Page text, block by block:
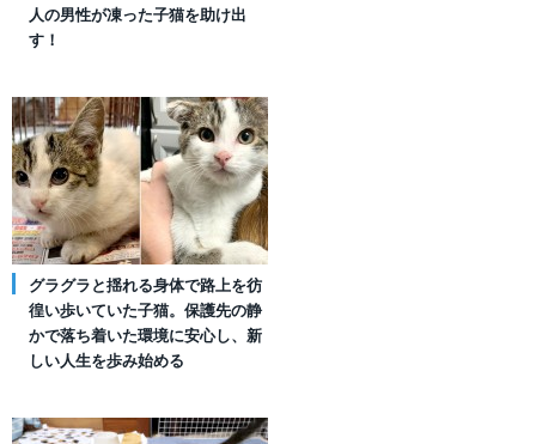
人の男性が凍った子猫を助け出
す！
グラグラと揺れる身体で路上を彷
徨い歩いていた子猫。保護先の静
かで落ち着いた環境に安心し、新
しい人生を歩み始める